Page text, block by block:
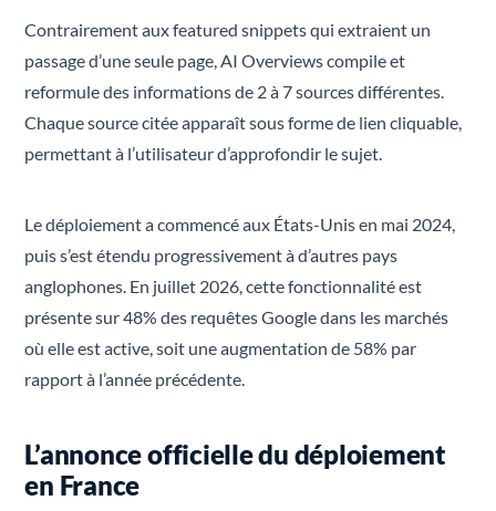
Contrairement aux featured snippets qui extraient un
passage d’une seule page, AI Overviews compile et
reformule des informations de 2 à 7 sources différentes.
Chaque source citée apparaît sous forme de lien cliquable,
permettant à l’utilisateur d’approfondir le sujet.
Le déploiement a commencé aux États-Unis en mai 2024,
puis s’est étendu progressivement à d’autres pays
anglophones. En juillet 2026, cette fonctionnalité est
présente sur 48% des requêtes Google dans les marchés
où elle est active, soit une augmentation de 58% par
rapport à l’année précédente.
L’annonce officielle du déploiement
en France